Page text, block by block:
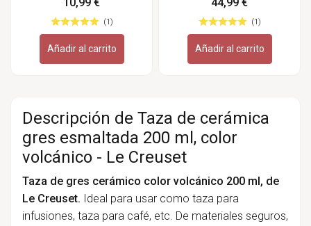
(1)
Añadir al carrito
(1)
Añadir al carrito
Descripción de Taza de cerámica
gres esmaltada 200 ml, color
volcánico - Le Creuset
Taza de gres cerámico color volcánico 200 ml, de
Le Creuset. Ideal para usar como taza para
infusiones, taza para café, etc. De materiales seguros,